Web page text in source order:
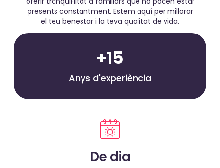
presents constantment. Estem aquí per millorar
el teu benestar i la teva qualitat de vida.
+15
Anys d'experiència
De dia